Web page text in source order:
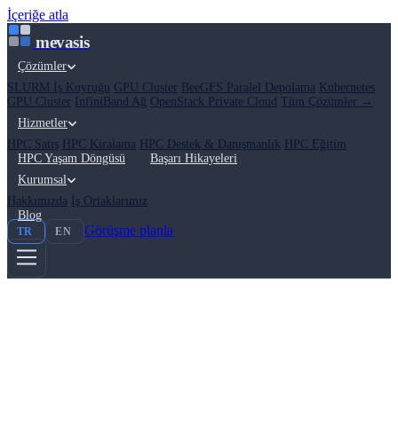
İçeriğe atla
mevasis
Çözümler
SLURM İş Kuyruğu GPU Cluster BeeGFS Paralel Depolama Kubernetes
GPU Cluster
InfiniBand Ağ OpenStack Private Cloud Tüm Çözümler →
Hizmetler
HPC Satış
HPC Kiralama HPC Destek & Danışmanlık
HPC Eğitim
HPC Yaşam Döngüsü
Başarı Hikayeleri
Kurumsal
Hakkımızda
İş Ortaklarımız
Blog
TR EN Görüşme planla